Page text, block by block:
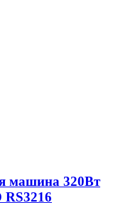
машина 320Вт
RS3216